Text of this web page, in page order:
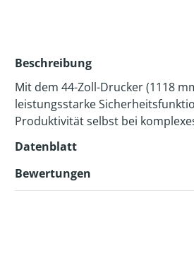
Beschreibung
Mit dem 44-Zoll-Drucker (1118
leistungsstarke
Produktivität selbst bei
Datenblatt
Bewertungen